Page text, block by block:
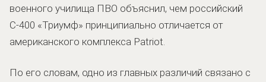
военного училища ПВО объяснил, чем российский
С-400 «Триумф» принципиально отличается от
американского комплекса Patriot.
По его словам, одно из главных различий связано с